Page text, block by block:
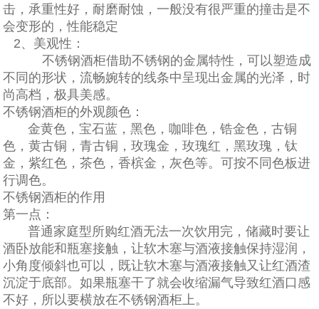
击，承重性好，耐磨耐蚀，一般没有很严重的撞击是不
会变形的，性能稳定
2、美观性：
不锈钢酒柜借助不锈钢的金属特性，可以塑造成
不同的形状，流畅婉转的线条中呈现出金属的光泽，时
尚高档，极具美感。
不锈钢酒柜的外观颜色：
金黄色，宝石蓝，黑色，咖啡色，锆金色，古铜
色，黄古铜，青古铜，玫瑰金，玫瑰红，黑玫瑰，钛
金，紫红色，茶色，香槟金，灰色等。可按不同色板进
行调色。
不锈钢酒柜的作用
第一点：
普通家庭型所购红酒无法一次饮用完，储藏时要让
酒卧放能和瓶塞接触，让软木塞与酒液接触保持湿润，
小角度倾斜也可以，既让软木塞与酒液接触又让红酒渣
沉淀于底部。如果瓶塞干了就会收缩漏气导致红酒口感
不好，所以要横放在不锈钢酒柜上。